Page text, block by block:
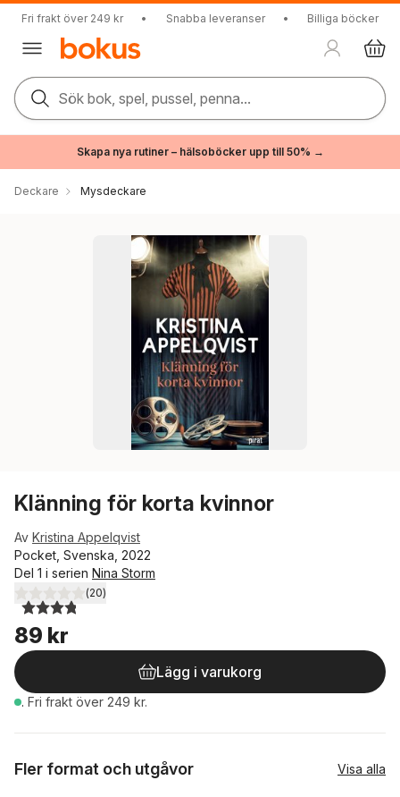
Fri frakt över 249 kr • Snabba leveranser • Billiga böcker
Sök bok, spel, pussel, penna...
Skapa nya rutiner – hälsoböcker upp till 50% →
Deckare Mysdeckare
Klänning för korta kvinnor
Av Kristina Appelqvist
Pocket, Svenska, 2022
Del 1 i serien Nina Storm
3,8utav 5 stjärnor. Totalt antal röster:
(20)
89 kr
Lägg i varukorg
. Fri frakt över 249 kr.
Fler format och utgåvor Visa alla